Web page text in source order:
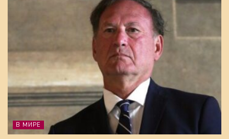
В МИРЕ